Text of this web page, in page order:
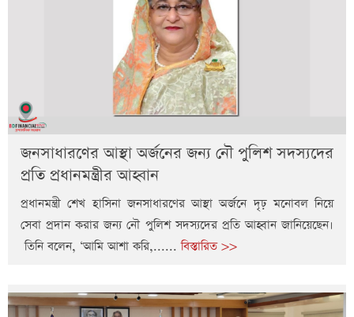
জনসাধারণের আস্থা অর্জনের জন্য নৌ পুলিশ সদস্যদের
প্রতি প্রধানমন্ত্রীর আহ্বান
প্রধানমন্ত্রী শেখ হাসিনা জনসাধারণের আস্থা অর্জনে দৃঢ় মনোবল নিয়ে
সেবা প্রদান করার জন্য নৌ পুলিশ সদস্যদের প্রতি আহ্বান জানিয়েছেন।
তিনি বলেন, ‘আমি আশা করি,......বিস্তারিত >>